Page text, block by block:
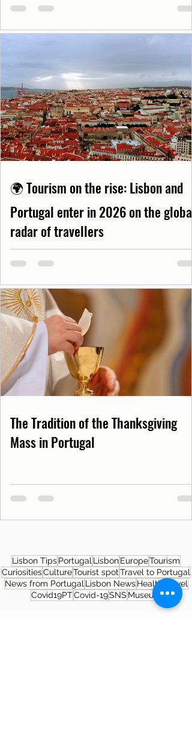
🌍 Tourism on the rise: Lisbon and
Portugal enter in 2026 on the global
radar of travellers
The Tradition of the Thanksgiving
Mass in Portugal
Lisbon TipsPortugal LisbonEuropeTourism
CuriositiesCultureTourist spotTravel to Portugal
News from Portugal Lisbon News Health
Travel
Covid19PTCovid-19SNS Museum